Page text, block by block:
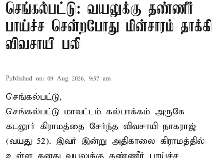
செங்கல்பட்டு: வயலுக்கு தண்ணீர்
பாய்ச்ச சென்றபோது மின்சாரம் தாக்கி
விவசாயி பலி
Published on: 09 Aug 2026, 9:57 am
செங்கல்பட்டு,
செங்கல்பட்டு மாவட்டம் கல்பாக்கம் அருகே
கடலூர் கிராமத்தை சேர்ந்த விவசாயி நாகராஜ்
(வயது 52). இவர் இன்று அதிகாலை கிராமத்தில்
உள்ள தனது வயலுக்கு தண்ணீர் பாய்ச்ச